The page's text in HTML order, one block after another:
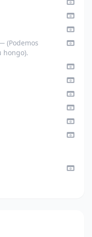
(Podemos
hongo).